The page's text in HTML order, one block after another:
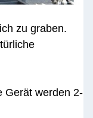
zu graben.
Gerät werden 2-